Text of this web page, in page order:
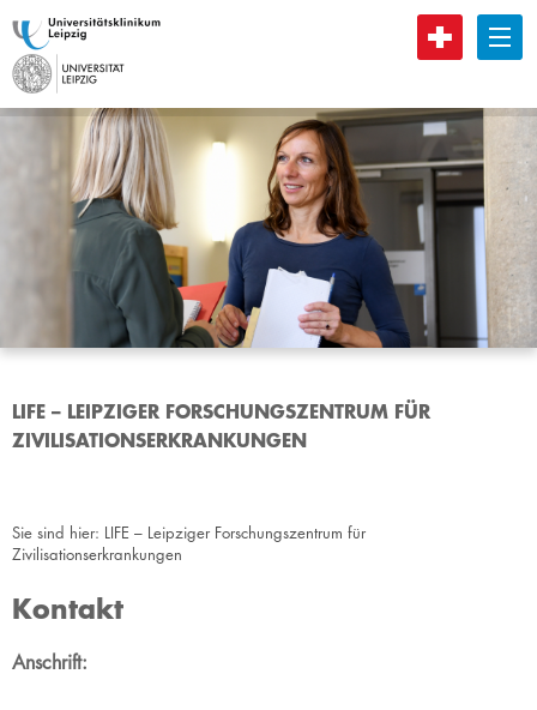
B
LIFE – LEIPZIGER FORSCHUNGSZENTRUM FÜR
ZIVILISATIONSERKRANKUNGEN
Sie sind hier: LIFE – Leipziger Forschungszentrum für
Zivilisationserkrankungen
Kontakt
​​​​​Anschrift: